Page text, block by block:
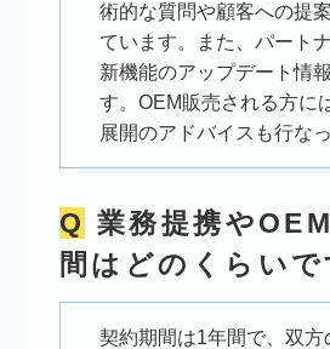
術的な質問や顧客への提
ています。また、パート
新機能のアップデート情
す。OEM販売される方に
展開のアドバイスも行な
Q 業務提携や
間はどのくらいで
契約期間は1年間で、双方